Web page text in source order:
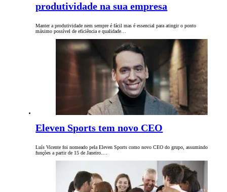
produtividade na sua empresa
Manter a produtividade nem sempre é fácil mas é essencial para atingir o ponto
máximo possível de eficiência e qualidade…
Eleven Sports tem novo CEO
Luís Vicente foi nomeado pela Eleven Sports como novo CEO do grupo, assumindo
funções a partir de 15 de Janeiro.…